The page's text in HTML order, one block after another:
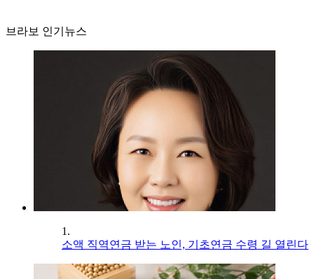
브라보 인기뉴스
1.
소액 직역연금 받는 노인, 기초연금 수령 길 열린다